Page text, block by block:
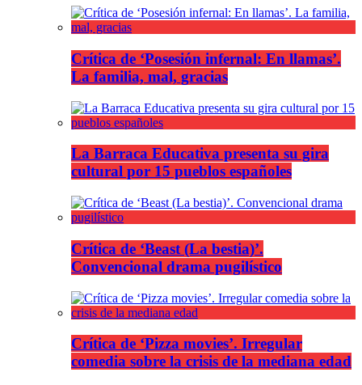
Crítica de ‘Posesión infernal: En llamas’.
La familia, mal, gracias
La Barraca Educativa presenta su gira
cultural por 15 pueblos españoles
Crítica de ‘Beast (La bestia)’.
Convencional drama pugilístico
Crítica de ‘Pizza movies’. Irregular
comedia sobre la crisis de la mediana edad